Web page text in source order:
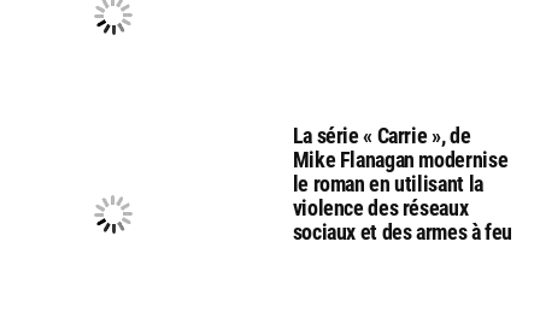
La série « Carrie », de
Mike Flanagan modernise
le roman en utilisant la
violence des réseaux
sociaux et des armes à feu